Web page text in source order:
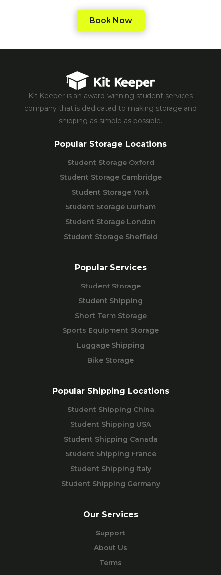
Book Now
Kit Keeper is an award-winning student services
company that is dedicated to making storage and
shipping as simple as possible.
Popular Storage Locations
Student Storage Oxford
Student Storage Cambridge
Student Storage York
Student Storage Durham
Student Storage London
Student Storage Sheffield
Popular Services
Student Storage
Student Shipping
Short Term Storage
Sports Equipment Storage
Luggage Shipping
Bike Storage
Popular Shipping Locations
Student Shipping China
Student Shipping USA
Student Shipping Canada
Student Shipping France
Student Shipping Italy
Student Shipping Germany
Our Services
Support
About Us
Terms